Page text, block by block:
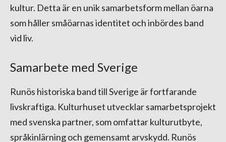
kultur. Detta är en unik samarbetsform mellan öarna
som håller småöarnas identitet och inbördes band
vid liv.
Samarbete med Sverige
Runös historiska band till Sverige är fortfarande
livskraftiga. Kulturhuset utvecklar samarbetsprojekt
med svenska partner, som omfattar kulturutbyte,
språkinlärning och gemensamt arvskydd. Runös